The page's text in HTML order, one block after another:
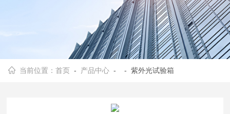
当前位置：首页 - 产品中心 - - 紫外光试验箱